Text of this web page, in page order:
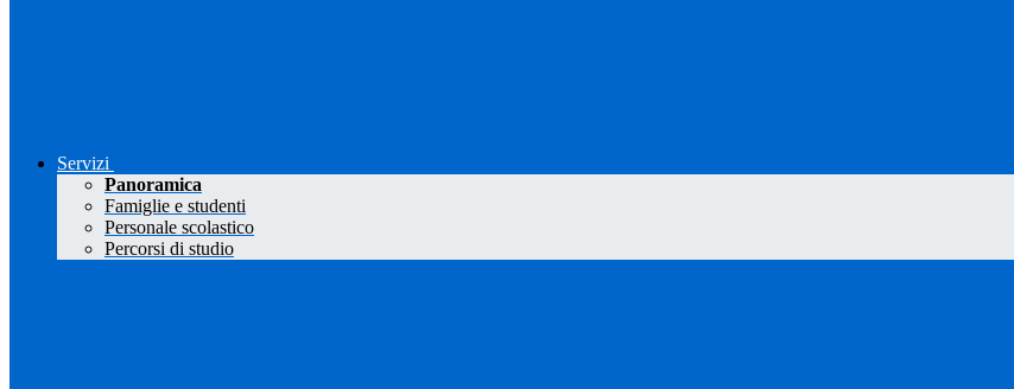
Servizi
Panoramica
Famiglie e studenti
Personale scolastico
Percorsi di studio